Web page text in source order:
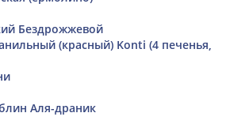
Бездрожжевой
(красный) Konti (4 печенья,
Аля-драник